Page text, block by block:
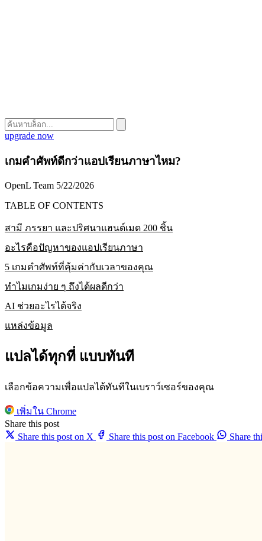
upgrade now
เกมคำศัพท์ดีกว่าแอปเรียนภาษาไหม?
OpenL Team 5/22/2026
TABLE OF CONTENTS
สามี ภรรยา และปริศนาแฮนด์เมด 200 ชิ้น
อะไรคือปัญหาของแอปเรียนภาษา
5 เกมคำศัพท์ที่คุ้มค่ากับเวลาของคุณ
ทำไมเกมง่าย ๆ ถึงได้ผลดีกว่า
AI ช่วยอะไรได้จริง
แหล่งข้อมูล
แปลได้ทุกที่ แบบทันที
เลือกข้อความเพื่อแปลได้ทันทีในเบราว์เซอร์ของคุณ
เพิ่มใน Chrome
Share this post
Share this post on X
Share this post on Facebook Share